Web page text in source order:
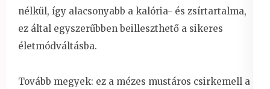
nélkül, így alacsonyabb a kalória- és zsírtartalma,
ez által egyszerűbben beilleszthető a sikeres
életmódváltásba.
Tovább megyek: ez a mézes mustáros csirkemell a